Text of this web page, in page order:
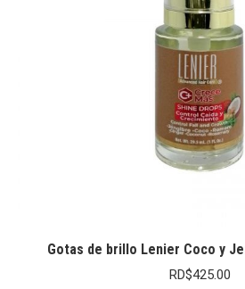
Gotas de brillo Lenier Coco y
RD$425.00